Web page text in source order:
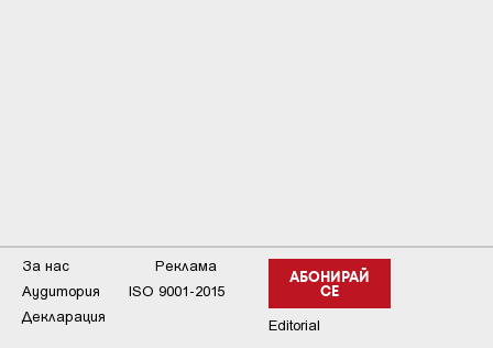
АБОНИРАЙ
СЕ
Editorial
За нас
Реклама
Аудитория
ISO 9001-2015
Декларация